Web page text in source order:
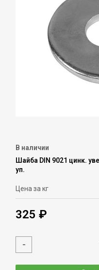
В наличии
Шайба DIN 9021 цинк.
уп.
Цена за кг
325 ₽
-